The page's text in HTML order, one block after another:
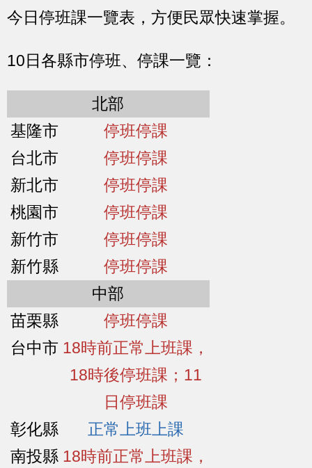
今日停班課一覽表，方便民眾快速掌握。
10日各縣市停班、停課一覽：
北部
基隆市
停班停課
台北市
停班停課
新北市
停班停課
桃園市
停班停課
新竹市
停班停課
新竹縣
停班停課
中部
苗栗縣
停班停課
台中市 18時前正常上班課，
18時後停班課；11
日停班課
彰化縣
正常上班上課
南投縣 18時前正常上班課，